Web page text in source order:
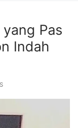
Mewah
Pas
Indah